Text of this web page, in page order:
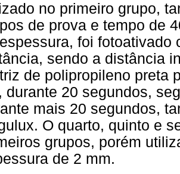
no primeiro grupo,
de prova e tempo de
foi fotoativado
sendo a distância
de polipropileno preta
durante 20 segundos,
mais 20 segundos,
O quarto, quinto e
grupos, porém
de 2 mm.